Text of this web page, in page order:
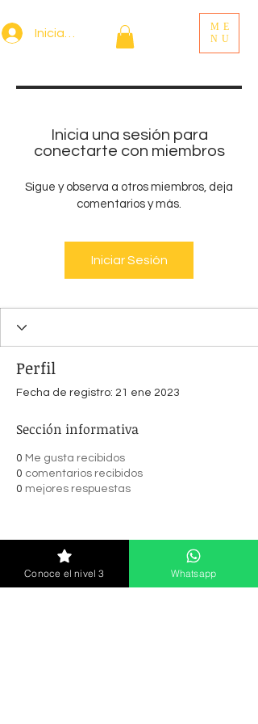
Iniciar sesión
ME
NU
Inicia una sesión para
conectarte con miembros
Sigue y observa a otros miembros, deja
comentarios y más.
Iniciar Sesión
Perfil
Fecha de registro: 21 ene 2023
Sección informativa
0 Me gusta recibidos
0 comentarios recibidos
0 mejores respuestas
Suscríbete y recibe noticias sobre
cursos, lanzamiento y más.
Conoce el nivel 3 Whatsapp